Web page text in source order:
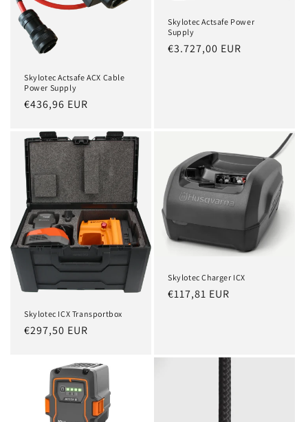
Skylotec Actsafe ACX Cable
Power Supply
Normaler
€436,96 EUR
Skylotec Actsafe Power
Supply
Normaler
€3.727,00 EUR
Skylotec ICX Transportbox
Normaler
€297,50 EUR
Skylotec Charger ICX
Normaler
€117,81 EUR